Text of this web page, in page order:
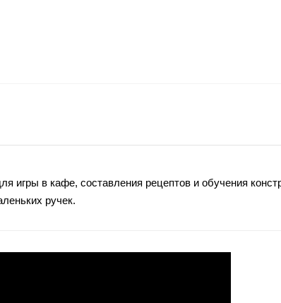
игры в кафе, составления рецептов и обучения
ручек.